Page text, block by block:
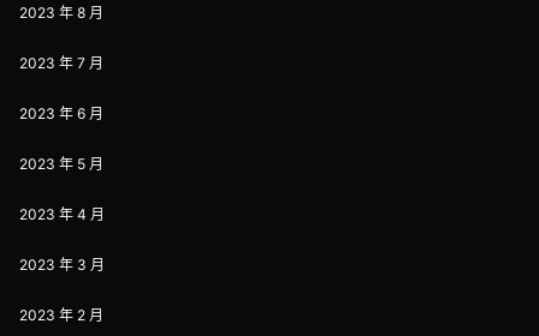
2023 年 8 月
2023 年 7 月
2023 年 6 月
2023 年 5 月
2023 年 4 月
2023 年 3 月
2023 年 2 月